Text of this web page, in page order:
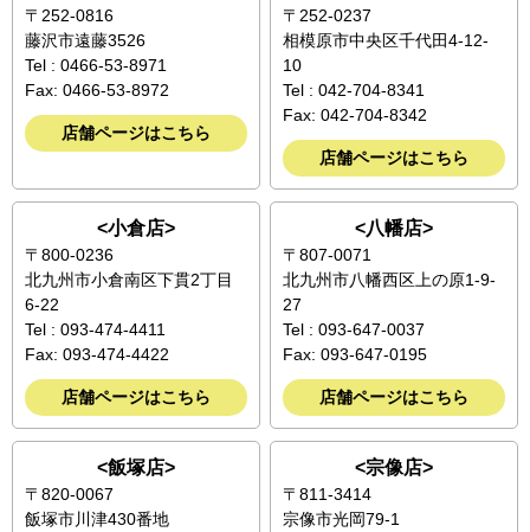
〒252-0816
藤沢市遠藤3526
Tel : 0466-53-8971
Fax: 0466-53-8972
店舗ページはこちら
〒252-0237
相模原市中央区千代田4-12-
10
Tel : 042-704-8341
Fax: 042-704-8342
店舗ページはこちら
<小倉店>
〒800-0236
北九州市小倉南区下貫2丁目
6-22
Tel : 093-474-4411
Fax: 093-474-4422
店舗ページはこちら
<八幡店>
〒807-0071
北九州市八幡西区上の原1-9-
27
Tel : 093-647-0037
Fax: 093-647-0195
店舗ページはこちら
<飯塚店>
〒820-0067
飯塚市川津430番地
<宗像店>
〒811-3414
宗像市光岡79-1